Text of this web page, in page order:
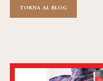
TORNA AL BLOG